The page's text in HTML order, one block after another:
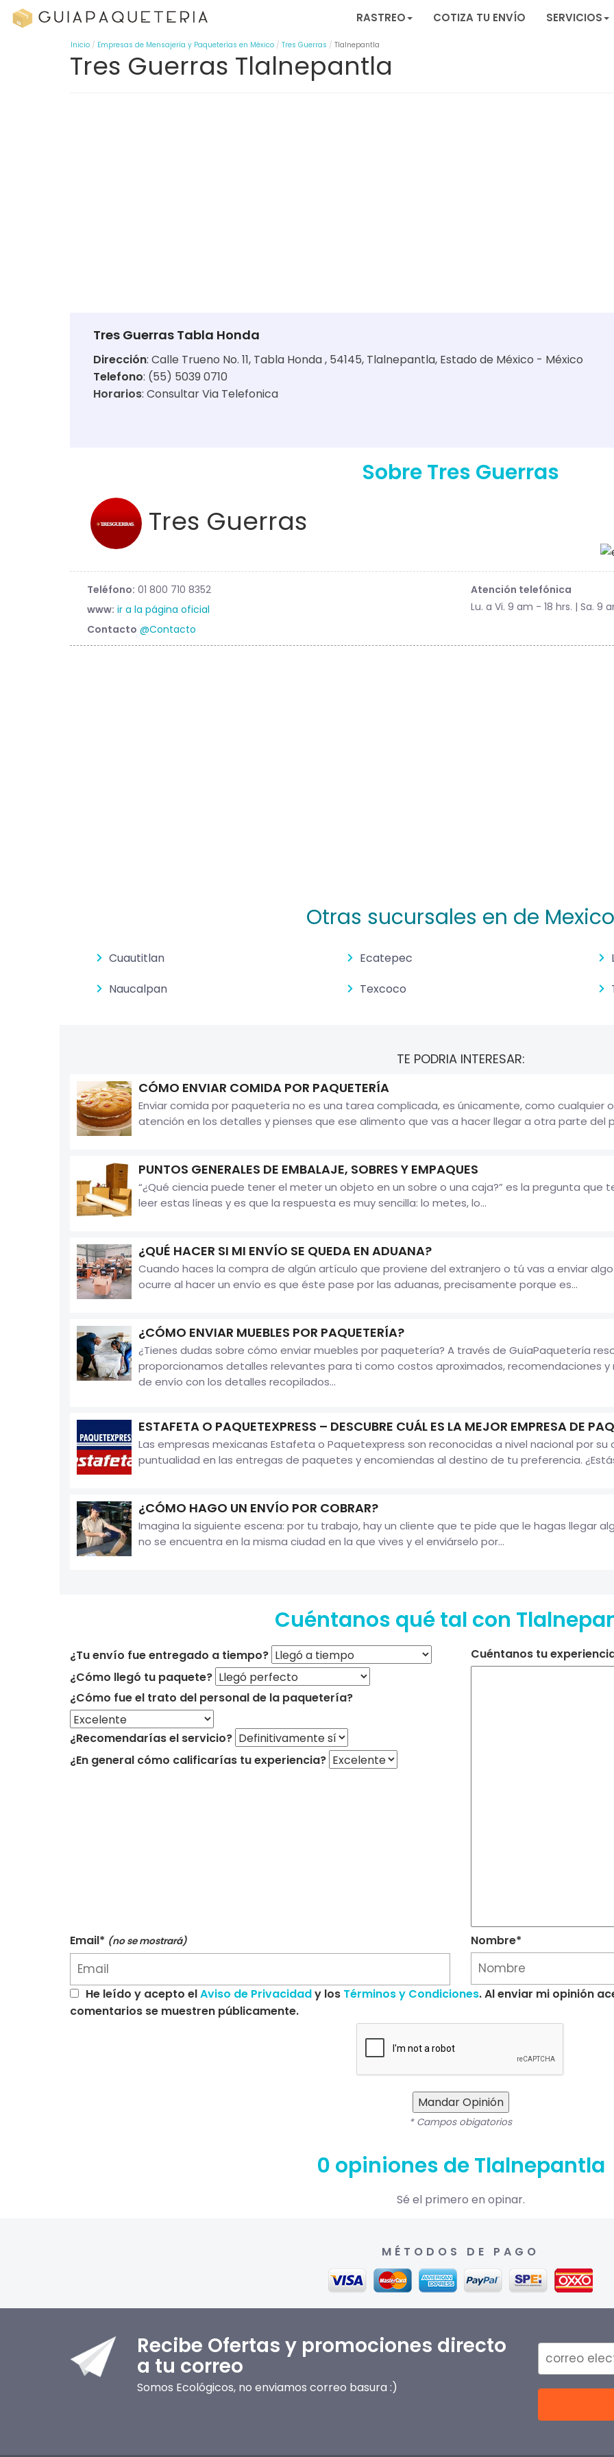
RASTREO COTIZA TU ENVÍO SERVICIOS
Inicio Empresas de Mensajería y Paqueterías en México Tres Guerras Tlalnepantla
Tres Guerras Tlalnepantla
Tres Guerras Tabla Honda
Dirección: Calle Trueno No. 11, Tabla Honda , 54145, Tlalnepantla, Estado de México - México
Telefono: (55) 5039 0710
Horarios: Consultar Via Telefonica
Sobre Tres Guerras
Tres Guerras
Teléfono: 01 800 710 8352
www: ir a la página oficial
Contacto @Contacto
Atención telefónica
Lu. a Vi. 9 am - 18 hrs. | Sa. 9
Otras sucursales en de Mexico
Cuautitlan Ecatepec
Naucalpan
Texcoco
TE PODRIA INTERESAR:
CÓMO ENVIAR COMIDA POR PAQUETERÍA
Enviar comida por paquetería no es una tarea complicada, es únicamente, como cualquier
atención en los detalles y pienses que ese alimento que vas a hacer llegar a otra parte del
PUNTOS GENERALES DE EMBALAJE, SOBRES Y EMPAQUES
“¿Qué ciencia puede tener el meter un objeto en un sobre o una caja?” es la pregunta
leer estas líneas y es que la respuesta es muy sencilla: lo metes, lo...
¿QUÉ HACER SI MI ENVÍO SE QUEDA EN ADUANA?
Cuando haces la compra de algún artículo que proviene del extranjero o tú vas a enviar
ocurre al hacer un envío es que éste pase por las aduanas, precisamente porque es...
¿CÓMO ENVIAR MUEBLES POR PAQUETERÍA?
¿Tienes dudas sobre cómo enviar muebles por paquetería? A través de GuíaPaquetería
proporcionamos detalles relevantes para ti como costos aproximados, recomendaciones
de envío con los detalles recopilados...
ESTAFETA O PAQUETEXPRESS – DESCUBRE CUÁL ES LA MEJOR EMPRESA DE
Las empresas mexicanas Estafeta o Paquetexpress son reconocidas a nivel nacional por
puntualidad en las entregas de paquetes y encomiendas al destino de tu preferencia.
¿CÓMO HAGO UN ENVÍO POR COBRAR?
Imagina la siguiente escena: por tu trabajo, hay un cliente que te pide que le hagas llegar
no se encuentra en la misma ciudad en la que vives y el enviárselo por...
Cuéntanos qué tal con
¿Tu envío fue entregado a tiempo?
¿Cómo llegó tu paquete?
¿Cómo fue el trato del personal de la paquetería?
¿Recomendarías el servicio?
¿En general cómo calificarías tu experiencia?
Cuéntanos tu
Email* (no se mostrará) Nombre*
He leído y acepto elAviso de Privacidady los Términos y Condiciones. Al enviar mi opinión
comentarios se muestren públicamente.
Mandar Opinión
* Campos obigatorios
0 opiniones de Tlalnepantla
Sé el primero en opinar.
MÉTODOS DE PAGO
Recibe Ofertas y promociones directo
a tu correo
Somos Ecológicos, no enviamos correo basura :)